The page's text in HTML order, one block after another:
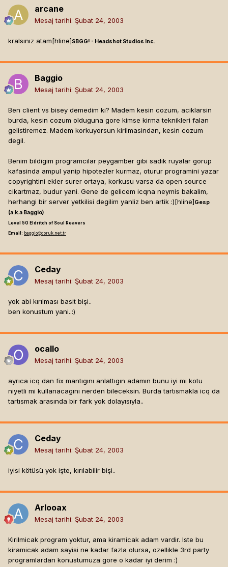
arcane
Mesaj tarihi: Şubat 24, 2003
kralsınız atam[hline]SBGG! - Headshot Studios Inc.
Baggio
Mesaj tarihi: Şubat 24, 2003
Ben client vs bisey demedim ki? Madem kesin cozum, aciklarsin
burda, kesin cozum olduguna gore kimse kirma teknikleri falan
gelistiremez. Madem korkuyorsun kirilmasindan, kesin cozum
degil.
Benim bildigim programcilar peygamber gibi sadik ruyalar gorup
kafasinda ampul yanip hipotezler kurmaz, oturur programini yazar
copyrightini ekler surer ortaya, korkusu varsa da open source
cikartmaz, budur yani. Gene de gelicem icqna neymis bakalim,
herhangi bir server yetkilisi degilim yanliz ben artik :)[hline]Gesp
(a.k.a Baggio)
Level 50 Eldritch of Soul Reavers
Email: baggio@doruk.net.tr
Ceday
Mesaj tarihi: Şubat 24, 2003
yok abi kırılması basit bişi..
ben konustum yani..:)
ocallo
Mesaj tarihi: Şubat 24, 2003
ayrıca icq dan fix mantıgını anlattıgın adamın bunu iyi mi kotu
niyetli mi kullanacagını nerden bileceksin. Burda tartısmakla icq da
tartısmak arasında bir fark yok dolayısıyla..
Ceday
Mesaj tarihi: Şubat 24, 2003
iyisi kötüsü yok işte, kırılabilir bişi..
Arlooax
Mesaj tarihi: Şubat 24, 2003
Kirilmicak program yoktur, ama kiramicak adam vardir. Iste bu
kiramicak adam sayisi ne kadar fazla olursa, ozellikle 3rd party
programlardan konustumuza gore o kadar iyi derim :)